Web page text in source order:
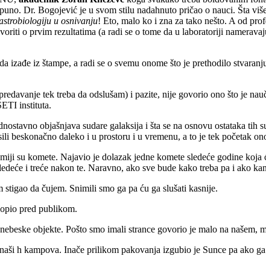
Dr. Bogojević je u svom stilu nadahnuto pričao o nauci. Šta
u osnivanju! Eto, malo ko i zna za tako nešto. A od
o prvim rezultatima (a radi se o tome da u laboratoriji
izađe iz štampe, a radi se o svemu onome što je prethodilo
tek treba da odslušam) i pazite, nije govorio ono što je
instituta.
objašnjava sudare galaksija i šta se na osnovu ostataka
beskonačno daleko i u prostoru i u vremenu, a to je tek početak
su komete. Najavio je dolazak jedne komete sledeće godine
i treće nakon te. Naravno, ako sve bude kako treba pa i ako
da čujem. Snimili smo ga pa ću ga slušati kasnije.
pred publikom.
objekte. Pošto smo imali strance govorio je malo na našem,
h kampova. Inače prilikom pakovanja izgubio je Sunce pa ako